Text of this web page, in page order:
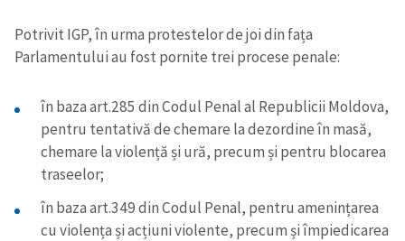
Potrivit IGP, în urma protestelor de joi din fața
Parlamentului au fost pornite trei procese penale:
în baza art.285 din Codul Penal al Republicii Moldova,
pentru tentativă de chemare la dezordine în masă,
chemare la violență și ură, precum și pentru blocarea
traseelor;
în baza art.349 din Codul Penal, pentru amenințarea
cu violența și acțiuni violente, precum și împiedicarea